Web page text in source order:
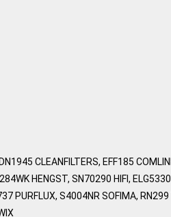
CLEANFILTERS, EFF185
HENGST, SN70290 HIFI,
PURFLUX, S4004NR SOFIMA,